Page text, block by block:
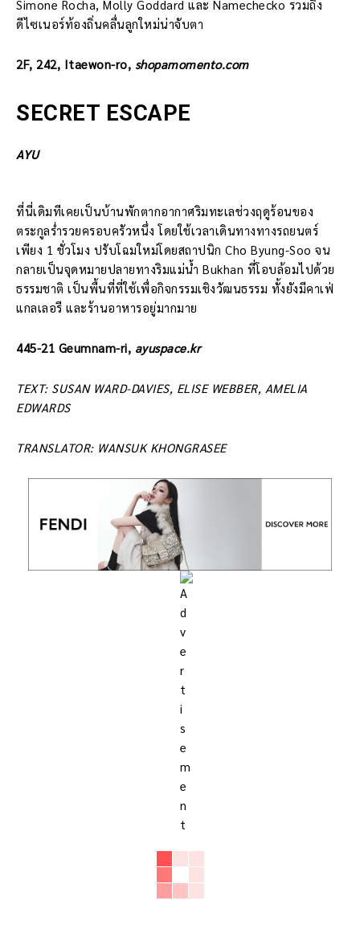
Simone Rocha, Molly Goddard และ Namechecko รวมถึง
ดีไซเนอร์ท้องถิ่นคลื่นลูกใหม่น่าจับตา
2F, 242, Itaewon-ro, shopamomento.com
SECRET ESCAPE
AYU
ที่นี่เดิมทีเคยเป็นบ้านพักตากอากาศริมทะเลช่วงฤดูร้อนของ
ตระกูลร่ำรวยครอบครัวหนึ่ง โดยใช้เวลาเดินทางทางรถยนตร์
เพียง 1 ชั่วโมง ปรับโฉมใหม่โดยสถาปนิก Cho Byung-Soo จน
กลายเป็นจุดหมายปลายทางริมแม่น้ำ Bukhan ที่โอบล้อมไปด้วย
ธรรมชาติ เป็นพื้นที่ที่ใช้เพื่อกิจกรรมเชิงวัฒนธรรม ทั้งยังมีคาเฟ่
แกลเลอรี และร้านอาหารอยู่มากมาย
445-21 Geumnam-ri, ayuspace.kr
TEXT: SUSAN WARD-DAVIES, ELISE WEBBER, AMELIA
EDWARDS
TRANSLATOR: WANSUK KHONGRASEE